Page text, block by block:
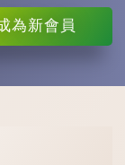
為新會員